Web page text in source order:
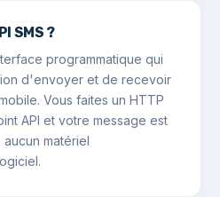
SMS ?
programmatique qui
d'envoyer et de recevoir
Vous faites un HTTP
API et votre message est
matériel